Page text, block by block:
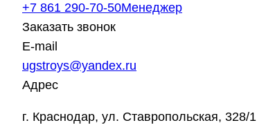
+7 861 290-70-50Менеджер
Заказать звонок
E-mail
ugstroys@yandex.ru
Адрес
г. Краснодар, ул. Ставропольская, 328/1